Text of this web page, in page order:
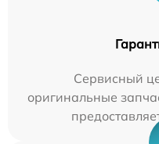
Сервисный
оригинальные